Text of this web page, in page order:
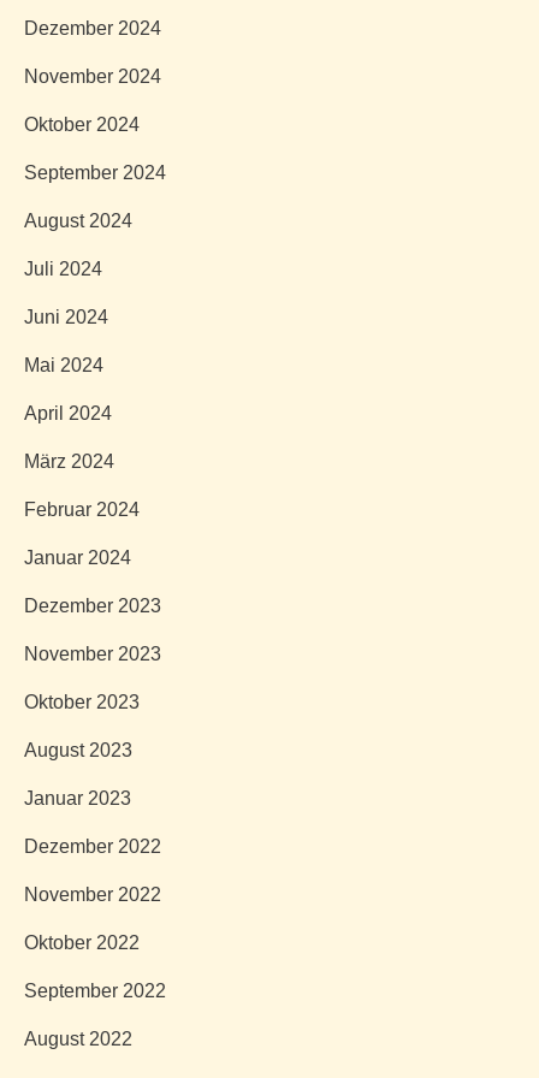
Dezember 2024
November 2024
Oktober 2024
September 2024
August 2024
Juli 2024
Juni 2024
Mai 2024
April 2024
März 2024
Februar 2024
Januar 2024
Dezember 2023
November 2023
Oktober 2023
August 2023
Januar 2023
Dezember 2022
November 2022
Oktober 2022
September 2022
August 2022